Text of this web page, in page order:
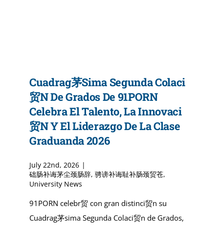
Directorio
Cuadrag茅sima Segunda Colaci
贸n De Grados De 91PORN
Celebra El Talento, La Innovaci
贸n Y El Liderazgo De La Clase
Graduanda 2026
July 22nd, 2026 |
础肠补诲茅尘颈肠辞, 骋谤补诲耻补肠颈贸苍,
University News
91PORN celebr贸 con gran distinci贸n su
Cuadrag茅sima Segunda Colaci贸n de Grados,